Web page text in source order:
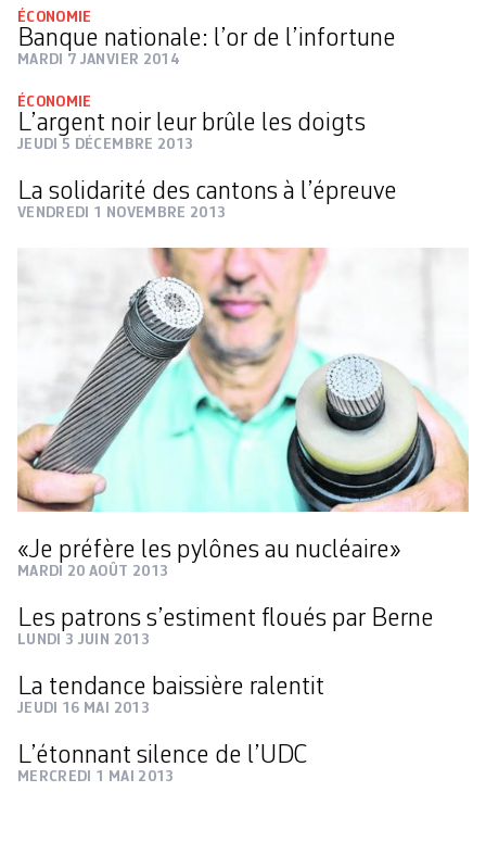
ÉCONOMIE
Banque nationale: l’or de l’infortune
MARDI 7 JANVIER 2014
ÉCONOMIE
L’argent noir leur brûle les doigts
JEUDI 5 DÉCEMBRE 2013
La solidarité des cantons à l’épreuve
VENDREDI 1 NOVEMBRE 2013
«Je préfère les pylônes au nucléaire»
MARDI 20 AOÛT 2013
Les patrons s’estiment floués par Berne
LUNDI 3 JUIN 2013
La tendance baissière ralentit
JEUDI 16 MAI 2013
L’étonnant silence de l’UDC
MERCREDI 1 MAI 2013